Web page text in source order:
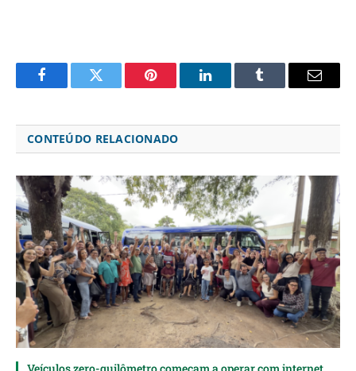
FacebookTwitter Pinterest LinkedInTumblr Email
CONTEÚDO RELACIONADO